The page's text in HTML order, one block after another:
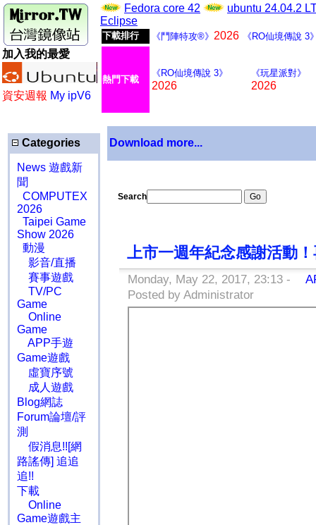
加入我的最愛
資安週報 My ipV6
Fedora core 42
ubuntu 24.04.2
Eclipse
下載排行 《鬥陣特攻®》 2026 《RO仙境傳說 3
熱門下載
《RO仙境傳說 3》
2026
《玩星派對》
2026
Categories
News 遊戲新
聞
COMPUTEX
2026
Taipei Game
Show 2026
動漫
影音/直播
賽事遊戲
TV/PC
Game
Online
Game
APP手遊
Game遊戲
虛寶序號
成人遊戲
Blog網誌
Forum論壇/評
測
假消息!![網
路謠傳] 追追
追!!
下載
Online
Game遊戲主
Download more...
Search
上市一週年紀念感謝活動
Monday, May 22, 2017, 23:13 -
Posted by Administrator